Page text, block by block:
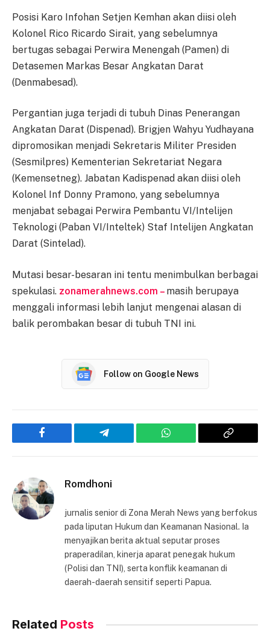
Posisi Karo Infohan Setjen Kemhan akan diisi oleh
Kolonel Rico Ricardo Sirait, yang sebelumnya
bertugas sebagai Perwira Menengah (Pamen) di
Detasemen Markas Besar Angkatan Darat
(Denmabesad).
Pergantian juga terjadi di tubuh Dinas Penerangan
Angkatan Darat (Dispenad). Brigjen Wahyu Yudhayana
dipromosikan menjadi Sekretaris Militer Presiden
(Sesmilpres) Kementerian Sekretariat Negara
(Kemensetneg). Jabatan Kadispenad akan diisi oleh
Kolonel Inf Donny Pramono, yang sebelumnya
menjabat sebagai Perwira Pembantu VI/Intelijen
Teknologi (Paban VI/Inteltek) Staf Intelijen Angkatan
Darat (Sintelad).
Mutasi besar-besaran ini tentu menimbulkan berbagai
spekulasi. zonamerahnews.com – masih berupaya
menggali informasi lebih lanjut mengenai alasan di
balik perombakan besar di tubuh TNI ini.
Follow on Google News
Facebook Telegram WhatsApp
Copy
Romdhoni
jurnalis senior di Zona Merah News yang berfokus
pada liputan Hukum dan Keamanan Nasional. Ia
menyajikan berita aktual seputar proses
praperadilan, kinerja aparat penegak hukum
(Polisi dan TNI), serta konflik keamanan di
daerah-daerah sensitif seperti Papua.
Related Posts